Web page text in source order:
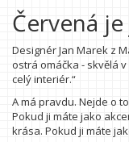
Červená
Designér Jan Marek z
ostrá omáčka - skvělá
celý interiér.“
A má pravdu. Nejde o
Pokud ji máte jako
krása. Pokud ji máte